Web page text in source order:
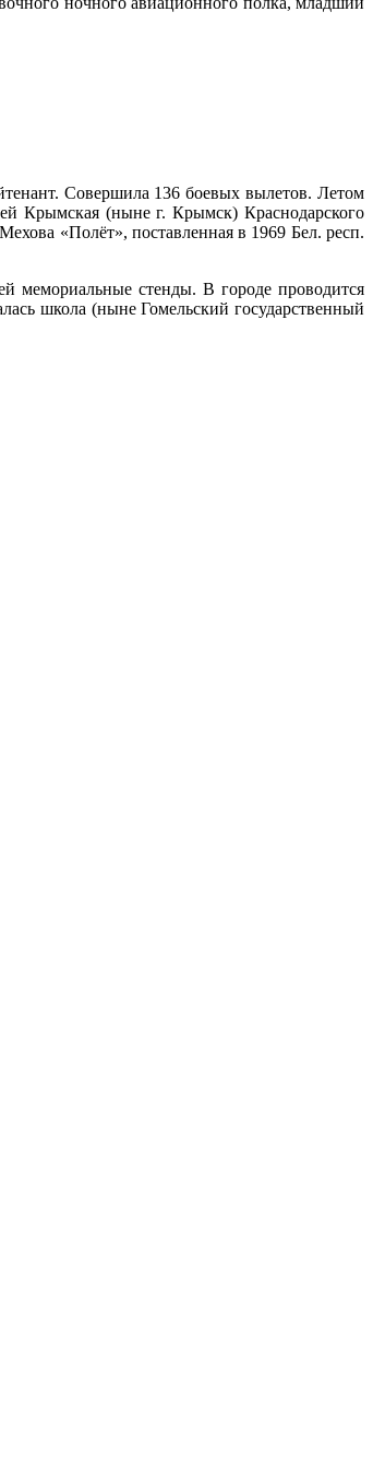
Совершила 136 боевых вылетов. Летом
Крымская (ныне г. Крымск) Краснодарского
«Полёт», поставленная в 1969 Бел. респ.
стенды. В городе проводится
школа (ныне Гомельский государственный